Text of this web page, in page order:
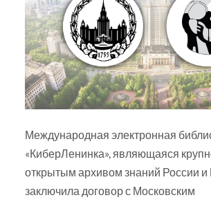
Международная электронная
«КиберЛенинка», являющаяся
открытым архивом знаний России
заключила договор с Московским